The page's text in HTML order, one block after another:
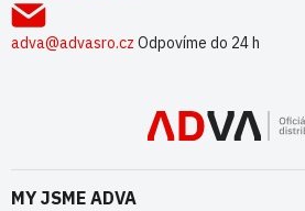
adva@advasro.cz Odpovíme do 24 h
MY JSME ADVA